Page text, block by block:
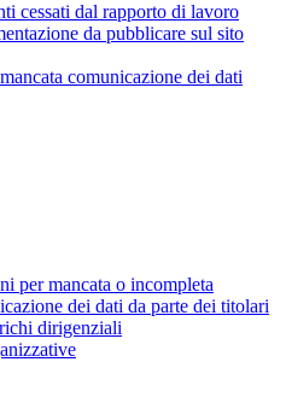
cessati dal rapporto di lavoro
da pubblicare sul sito
comunicazione dei dati
per mancata o incompleta
dei dati da parte dei titolari
dirigenziali